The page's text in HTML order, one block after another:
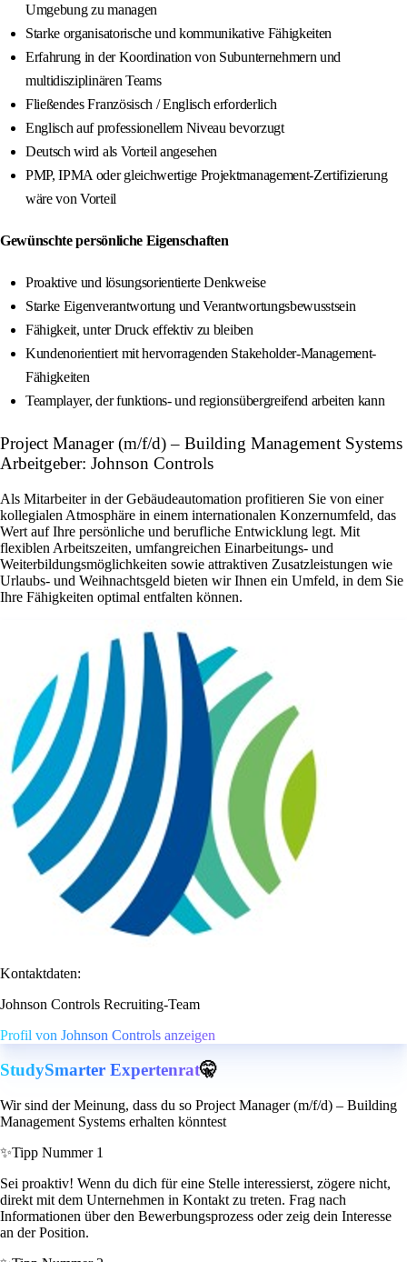
Umgebung zu managen
Starke organisatorische und kommunikative Fähigkeiten
Erfahrung in der Koordination von Subunternehmern und
multidisziplinären Teams
Fließendes Französisch / Englisch erforderlich
Englisch auf professionellem Niveau bevorzugt
Deutsch wird als Vorteil angesehen
PMP, IPMA oder gleichwertige Projektmanagement-Zertifizierung
wäre von Vorteil
Gewünschte persönliche Eigenschaften
Proaktive und lösungsorientierte Denkweise
Starke Eigenverantwortung und Verantwortungsbewusstsein
Fähigkeit, unter Druck effektiv zu bleiben
Kundenorientiert mit hervorragenden Stakeholder-Management-
Fähigkeiten
Teamplayer, der funktions- und regionsübergreifend arbeiten kann
Project Manager (m/f/d) – Building Management Systems
Arbeitgeber: Johnson Controls
Als Mitarbeiter in der Gebäudeautomation profitieren Sie von einer
kollegialen Atmosphäre in einem internationalen Konzernumfeld, das
Wert auf Ihre persönliche und berufliche Entwicklung legt. Mit
flexiblen Arbeitszeiten, umfangreichen Einarbeitungs- und
Weiterbildungsmöglichkeiten sowie attraktiven Zusatzleistungen wie
Urlaubs- und Weihnachtsgeld bieten wir Ihnen ein Umfeld, in dem Sie
Ihre Fähigkeiten optimal entfalten können.
Kontaktdaten:
Johnson Controls Recruiting-Team
Profil von Johnson Controls anzeigen
StudySmarter Expertenrat🤫
Wir sind der Meinung, dass du so Project Manager (m/f/d) – Building
Management Systems erhalten könntest
✨Tipp Nummer 1
Sei proaktiv! Wenn du dich für eine Stelle interessierst, zögere nicht,
direkt mit dem Unternehmen in Kontakt zu treten. Frag nach
Informationen über den Bewerbungsprozess oder zeig dein Interesse
an der Position.